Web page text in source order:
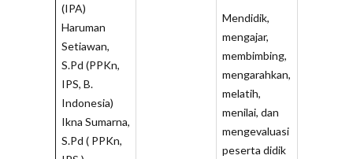
(IPA)
Haruman
Setiawan,
S.Pd (PPKn,
IPS, B.
Indonesia)
Ikna Sumarna,
S.Pd ( PPKn,
Mendidik,
mengajar,
membimbing,
mengarahkan,
melatih,
menilai, dan
mengevaluasi
peserta didik